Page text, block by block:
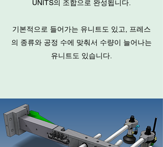
UNITS의 조합으로 완성됩니다.
기본적으로 들어가는 유니트도 있고, 프레스
의 종류와 공정 수에 맞춰서 수량이 늘어나는
유니트도 있습니다.